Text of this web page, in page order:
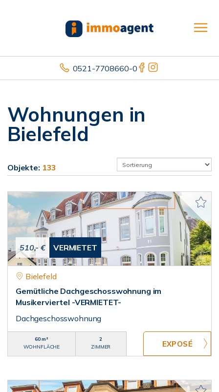
0521-7708660-0
Wohnungen in
Bielefeld
Objekte: 133
510,- € VERMIETET
Bielefeld
Gemütliche Dachgeschosswohnung im
Musikerviertel -VERMIETET-
Dachgeschosswohnung
60 m²
WOHNFLÄCHE
2
ZIMMER